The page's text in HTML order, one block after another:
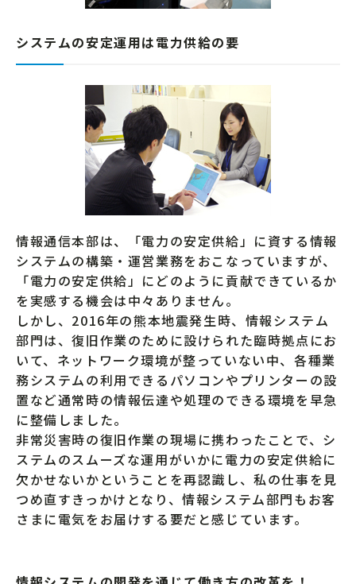
システムの安定運用は電力供給の要
情報通信本部は、「電力の安定供給」に資する情報
システムの構築・運営業務をおこなっていますが、
「電力の安定供給」にどのように貢献できているか
を実感する機会は中々ありません。
しかし、2016年の熊本地震発生時、情報システム
部門は、復旧作業のために設けられた臨時拠点にお
いて、ネットワーク環境が整っていない中、各種業
務システムの利用できるパソコンやプリンターの設
置など通常時の情報伝達や処理のできる環境を早急
に整備しました。
非常災害時の復旧作業の現場に携わったことで、シ
ステムのスムーズな運用がいかに電力の安定供給に
欠かせないかということを再認識し、私の仕事を見
つめ直すきっかけとなり、情報システム部門もお客
さまに電気をお届けする要だと感じています。